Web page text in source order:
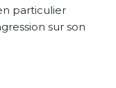
particulier
sur son